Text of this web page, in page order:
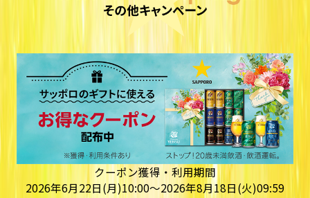
クーポン獲得・利用期間
2026年6月22日(月)10:00～2026年8月18日(火)09:59